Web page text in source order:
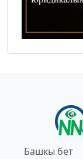
Башкы бет